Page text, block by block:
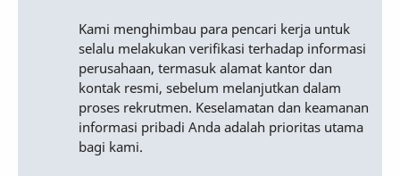
Kami menghimbau para pencari kerja untuk
selalu melakukan verifikasi terhadap informasi
perusahaan, termasuk alamat kantor dan
kontak resmi, sebelum melanjutkan dalam
proses rekrutmen. Keselamatan dan keamanan
informasi pribadi Anda adalah prioritas utama
bagi kami.